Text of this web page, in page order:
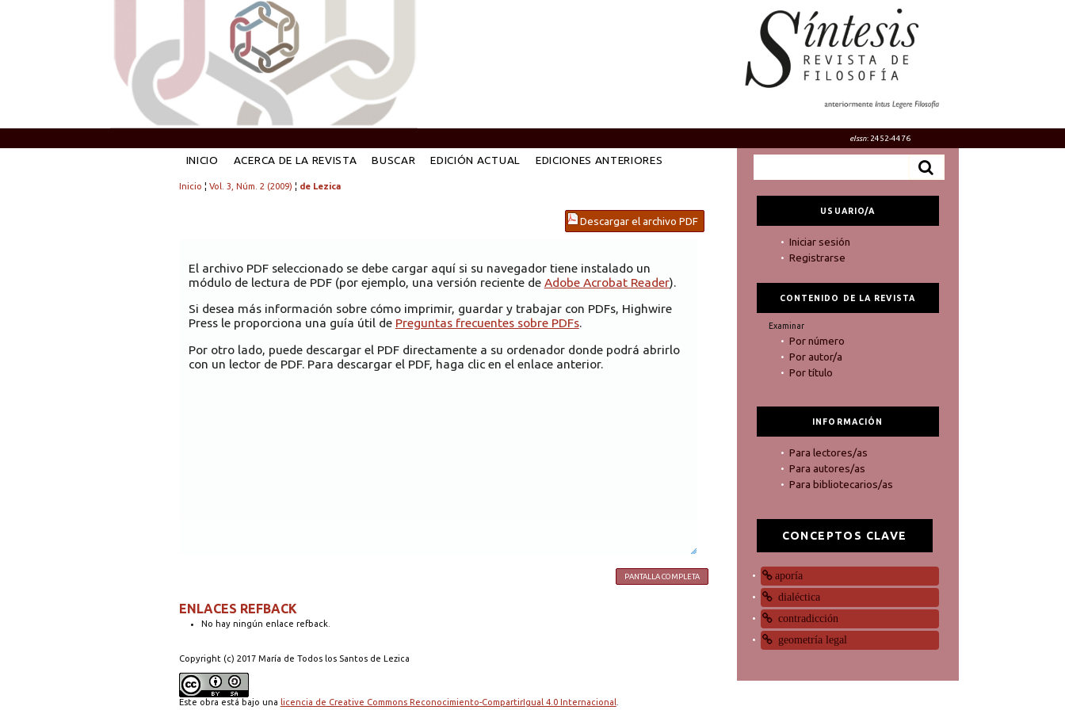
eIssn: 2452-4476
USUARIO/A
Iniciar sesión
Registrarse
CONTENIDO DE LA REVISTA
Examinar
Por número
Por autor/a
Por título
INFORMACIÓN
Para lectores/as
Para autores/as
Para bibliotecarios/as
CONCEPTOS CLAVE
aporía
dialéctica
contradicción
geometría legal
INICIO ACERCA DE LA REVISTA BUSCAR EDICIÓN ACTUAL EDICIONES ANTERIORES
Inicio ¦ Vol. 3, Núm. 2 (2009) ¦ de Lezica
Descargar el archivo PDF
El archivo PDF seleccionado se debe cargar aquí si su navegador tiene instalado un
módulo de lectura de PDF (por ejemplo, una versión reciente de Adobe Acrobat Reader).
Si desea más información sobre cómo imprimir, guardar y trabajar con PDFs, Highwire
Press le proporciona una guía útil de Preguntas frecuentes sobre PDFs.
Por otro lado, puede descargar el PDF directamente a su ordenador donde podrá abrirlo
con un lector de PDF. Para descargar el PDF, haga clic en el enlace anterior.
PANTALLA COMPLETA
ENLACES REFBACK
No hay ningún enlace refback.
Copyright (c) 2017 María de Todos los Santos de Lezica
Este obra está bajo una licencia de Creative Commons Reconocimiento-CompartirIgual 4.0 Internacional